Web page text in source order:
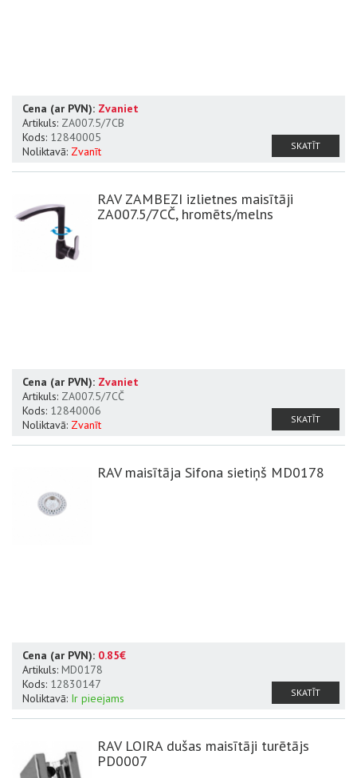
Cena (ar PVN): Zvaniet
Artikuls: ZA007.5/7CB
Kods: 12840005
Noliktavā: Zvanīt SKATĪT
RAV ZAMBEZI izlietnes maisītāji
ZA007.5/7CČ, hromēts/melns
Cena (ar PVN): Zvaniet
Artikuls: ZA007.5/7CČ
Kods: 12840006
Noliktavā: Zvanīt SKATĪT
RAV maisītāja Sifona sietiņš MD0178
Cena (ar PVN): 0.85€
Artikuls: MD0178
Kods: 12830147
Noliktavā: Ir pieejams SKATĪT
RAV LOIRA dušas maisītāji turētājs
PD0007